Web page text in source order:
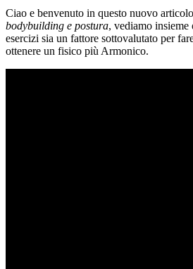
Ciao e benvenuto in questo nuovo
bodybuilding e postura, vediamo insieme
esercizi sia un fattore sottovalutato per
ottenere un fisico più Armonico.